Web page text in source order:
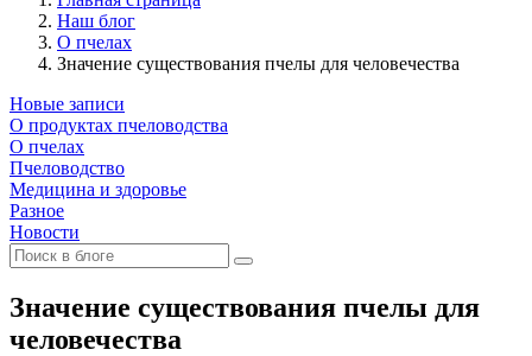
Наш блог
О пчелах
Значение существования пчелы для человечества
Новые записи
О продуктах пчеловодства
О пчелах
Пчеловодство
Медицина и здоровье
Разное
Новости
Значение существования пчелы для
человечества